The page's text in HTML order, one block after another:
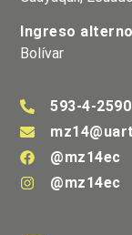
Ingreso
Bolívar
593-4-
@mz14ec
@mz14ec